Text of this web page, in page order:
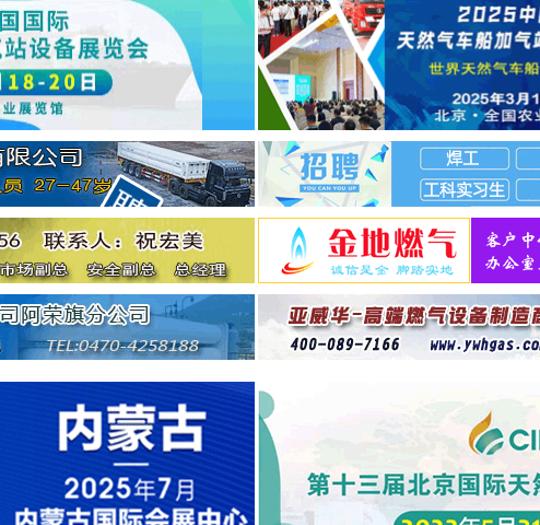
司9.16
诚聘： LNG点供技术和建站经
理...
广东港能新能源科技有限公
司 9.16
诚聘：LNG点供业务开发经
理...
河北盛德燃气有限公司9.16
诚聘：
分公司总经理...
广州联诚能源科技发展有限
公司12.30
诚聘：
销售代表...
浙江文华建设项目管理有限
公司12.30
诚聘：燃气监理工程师...
北京华正明天信息技术股份
有限公司
9.16
项目经理 ...
广东港能新能源科技有限公
诚聘：天然气气化站站长...
广东港能新能源科技有限公
司
9.16